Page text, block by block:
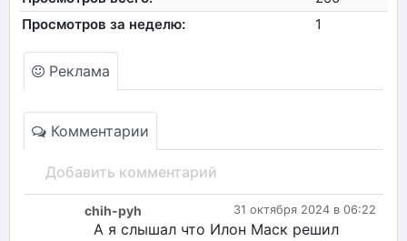
Просмотров за неделю:
1
Реклама
Комментарии
Добавить комментарий
31 октября 2024 в 06:22
chih-pyh
А я слышал что Илон Маск решил